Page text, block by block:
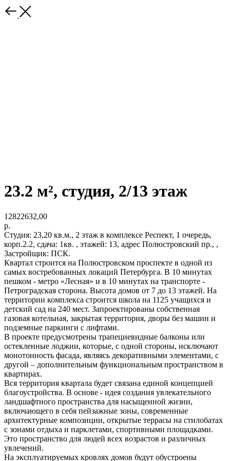
23.2 м², студия, 2/13 этаж
12822632,00
р.
Студия: 23,20 кв.м., 2 этаж в комплексе Респект, 1 очередь,
корп.2.2, сдача: 1кв. , этажей: 13, адрес Полюстровский пр., ,
Застройщик: ПСК.
Квартал строится на Полюстровском проспекте в одной из
самых востребованных локаций Петербурга. В 10 минутах
пешком - метро «Лесная» и в 10 минутах на транспорте -
Петроградская сторона. Высота домов от 7 до 13 этажей. На
территории комплекса строится школа на 1125 учащихся и
детский сад на 240 мест. Запроектированы собственная
газовая котельная, закрытая территория, дворы без машин и
подземные паркинги с лифтами.
В проекте предусмотрены трапециевидные балконы или
остекленные лоджии, которые, с одной стороны, исключают
монотонность фасада, являясь декоративными элементами, с
другой – дополнительным функциональным пространством в
квартирах.
Вся территория квартала будет связана единой концепцией
благоустройства. В основе - идея создания увлекательного
ландшафтного пространства для насыщенной жизни,
включающего в себя пейзажные зоны, современные
архитектурные композиции, открытые террасы на стилобатах
с зонами отдыха и парклетами, спортивными площадками.
Это пространство для людей всех возрастов и различных
увлечений.
На эксплуатируемых кровлях домов будут обустроены